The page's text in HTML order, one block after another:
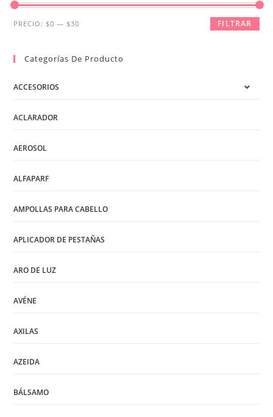
Precio
Precio
FILTRAR
PRECIO:$0 —$30
Categorías De Producto
ACCESORIOS
ACLARADOR
AEROSOL
ALFAPARF
AMPOLLAS PARA CABELLO
APLICADOR DE PESTAÑAS
ARO DE LUZ
AVÉNE
AXILAS
AZEIDA
BÁLSAMO